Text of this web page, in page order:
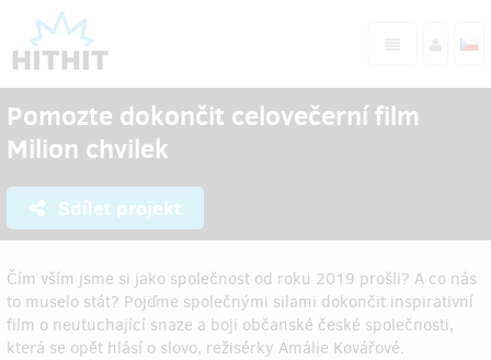
Pomozte dokončit celovečerní film
Milion chvilek
Sdílet projekt
Čím vším jsme si jako společnost od roku 2019 prošli? A co nás
to muselo stát? Pojďme společnými silami dokončit inspirativní
film o neutuchající snaze a boji občanské české společnosti,
která se opět hlásí o slovo, režisérky Amálie Kovářové.